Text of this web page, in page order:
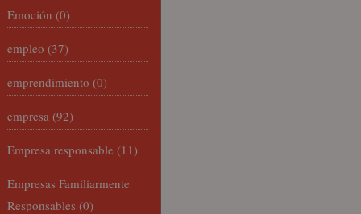
Emoción (0)
empleo (37)
emprendimiento (0)
empresa (92)
Empresa responsable (11)
Empresas Familiarmente
Responsables (0)